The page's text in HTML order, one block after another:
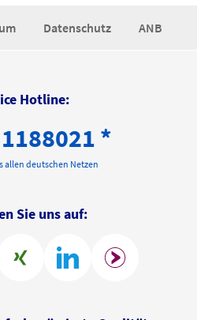
Datenschutz ANB
Hotline:
*
allen deutschen Netzen
Sie uns auf: